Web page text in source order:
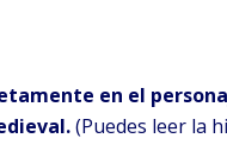
en el
(Puedes leer la